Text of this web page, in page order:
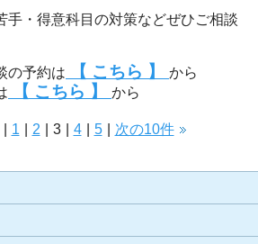
手・得意科目の対策などぜひご相談
の予約は 【 こちら 】
から
【 こちら 】 から
1 2 3 4 5 次の10件